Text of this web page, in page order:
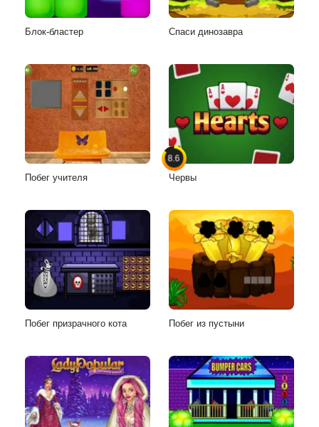
Блок-бластер Спаси динозавра
Побег учителя
8.6
Червы
Побег призрачного кота Побег из пустыни